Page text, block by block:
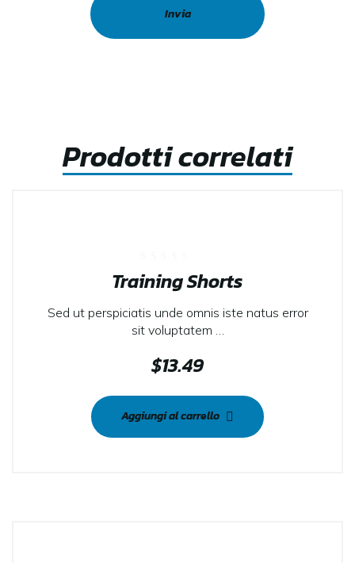
Prodotti correlati
Valutato
0
Training Shorts
Sed ut perspiciatis unde omnis iste natus error
sit voluptatem …
$13.49
Aggiungi al carrello